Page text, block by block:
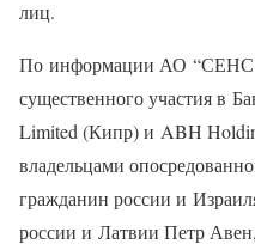
лиц.
По информации АО “СЕНС
существенного участия в
Limited (Кипр) и ABH
владельцами
гражданин россии и
россии и Латвии Петр